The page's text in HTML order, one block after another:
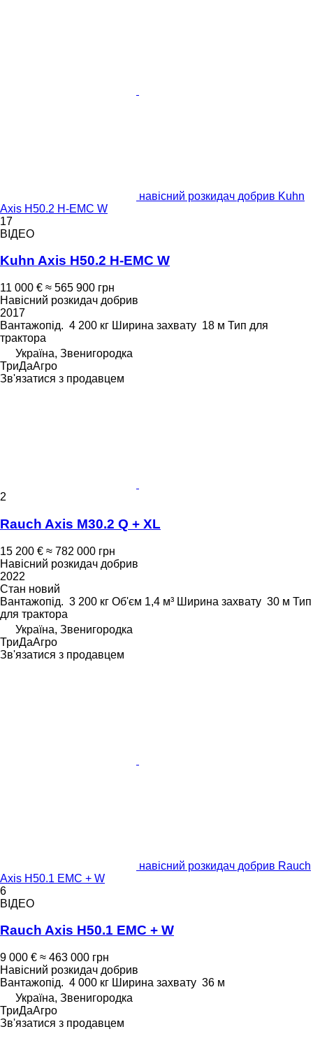
навісний розкидач добрив Kuhn
Axis H50.2 H-EMC W
17
ВІДЕО
Kuhn Axis H50.2 H-EMC W
11 000 € ≈ 565 900 грн
Навісний розкидач добрив
2017
Вантажопід. 4 200 кг Ширина захвату 18 м Тип для
трактора
Україна, Звенигородка
ТриДаАгро
Зв'язатися з продавцем
2
Rauch Axis M30.2 Q + XL
15 200 € ≈ 782 000 грн
Навісний розкидач добрив
2022
Стан новий
Вантажопід. 3 200 кг Об'єм 1,4 м³ Ширина захвату 30 м Тип
для трактора
Україна, Звенигородка
ТриДаАгро
Зв'язатися з продавцем
навісний розкидач добрив Rauch
Axis H50.1 EMC + W
6
ВІДЕО
Rauch Axis H50.1 EMC + W
9 000 € ≈ 463 000 грн
Навісний розкидач добрив
Вантажопід. 4 000 кг Ширина захвату 36 м
Україна, Звенигородка
ТриДаАгро
Зв'язатися з продавцем